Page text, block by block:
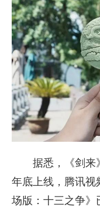
据悉，《剑来
年底上线，腾讯视
场版：十三之争》